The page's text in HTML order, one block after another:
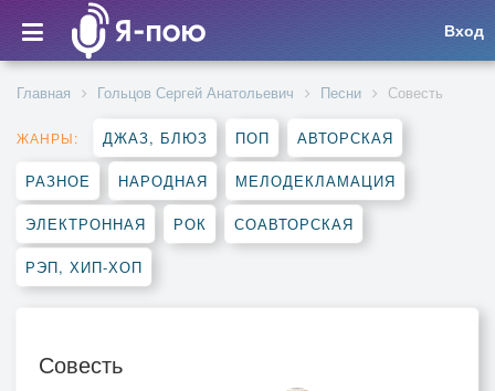
Вход
Главная Гольцов Сергей Анатольевич Песни Совесть
ЖАНРЫ: ДЖАЗ, БЛЮЗ ПОП АВТОРСКАЯ
РАЗНОЕ НАРОДНАЯ МЕЛОДЕКЛАМАЦИЯ
ЭЛЕКТРОННАЯ РОК СОАВТОРСКАЯ
РЭП, ХИП-ХОП
Совесть